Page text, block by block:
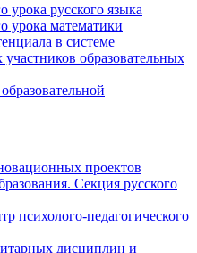
урока русского языка
урока математики
в системе
образовательных
проектов
Секция русского
психолого-педагогического
дисциплин и